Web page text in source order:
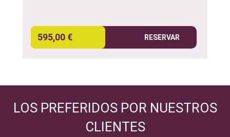
595,00 € RESERVAR
LOS PREFERIDOS POR NUESTROS
CLIENTES